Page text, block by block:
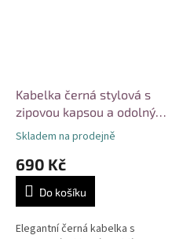
Kabelka černá stylová s
zipovou kapsou a odolným
materiálem
Skladem na prodejně
690 Kč
Do košíku
Elegantní černá kabelka s